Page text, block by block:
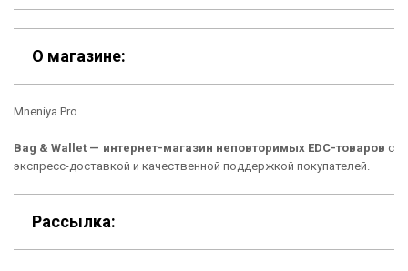
Контакты
Шоурум
Материалы
Подарочные сертификаты
О нас
Скидки
Кошельки
Сумки
О магазине:
Bag & Wallet — интернет-магазин неповторимых EDC-товаров